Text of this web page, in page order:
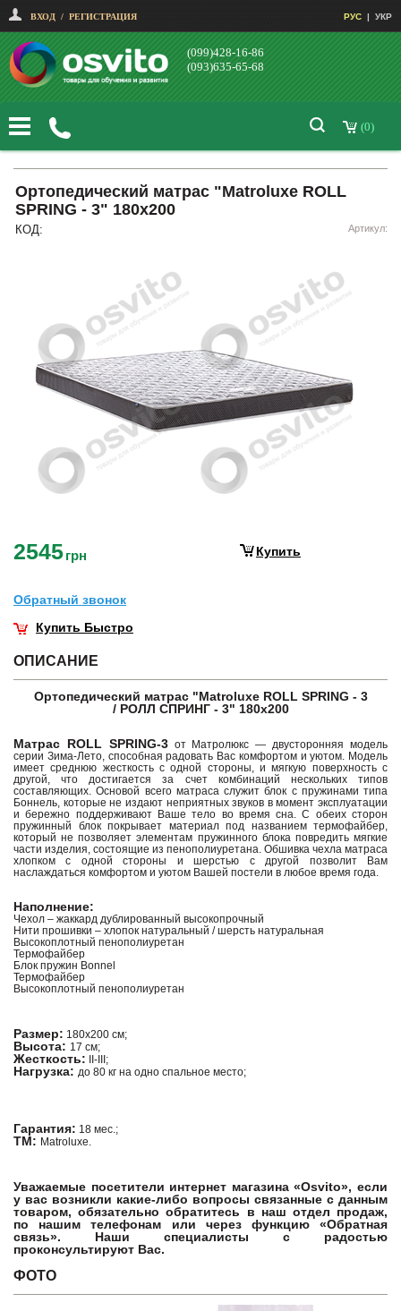
ВХОД / РЕГИСТРАЦИЯ РУС | УКР
(099)428-16-86
(093)635-65-68
(0)
Ортопедический матрас "Matroluxe ROLL
SPRING - 3" 180х200
КОД: Артикул:
2545грн Купить
Обратный звонок
Купить Быстро
ОПИСАНИЕ
Ортопедический матрас "Matroluxe ROLL SPRING - 3
/ РОЛЛ СПРИНГ - 3" 180х200
Матрас ROLL SPRING-3от Матролюкс — двусторонняя модель
серии Зима-Лето, способная радовать Вас комфортом и уютом. Модель
имеет среднюю жесткость с одной стороны, и мягкую поверхность с
другой, что достигается за счет комбинаций нескольких типов
составляющих. Основой всего матраса служит блок с пружинами типа
Боннель, которые не издают неприятных звуков в момент эксплуатации
и бережно поддерживают Ваше тело во время сна. С обеих сторон
пружинный блок покрывает материал под названием термофайбер,
который не позволяет элементам пружинного блока повредить мягкие
части изделия, состоящие из пенополиуретана. Обшивка чехла матраса
хлопком с одной стороны и шерстью с другой позволит Вам
наслаждаться комфортом и уютом Вашей постели в любое время года.
Наполнение:
Чехол – жаккард дублированный высокопрочный
Нити прошивки – хлопок натуральный / шерсть натуральная
Высокоплотный пенополиуретан
Термофайбер
Блок пружин Bonnel
Термофайбер
Высокоплотный пенополиуретан
Размер: 180х200 см;
Высота: 17 см;
Жесткость: II-III;
Нагрузка: до 80 кг на одно спальное место;
Гарантия: 18 мес.;
ТМ: Matroluxe.
Уважаемые посетители интернет магазина «Osvito», если
у вас возникли какие-либо вопросы связанные с данным
товаром, обязательно обратитесь в наш отдел продаж,
по нашим телефонам или через функцию «Обратная
связь». Наши специалисты с радостью
проконсультируют Вас.
ФОТО